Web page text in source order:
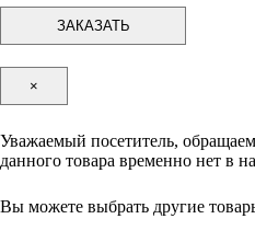
×
Уважаемый посетитель,
данного товара временно нет в
Вы можете выбрать другие